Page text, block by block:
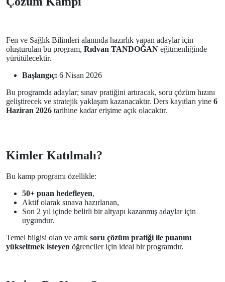
Fen ve Sağlık Bilimleri alanında hazırlık yapan adaylar için
oluşturulan bu program, Rıdvan TANDOĞAN eğitmenliğinde
yürütülecektir.
Başlangıç: 6 Nisan 2026
Bu programda adaylar; sınav pratiğini artıracak, soru çözüm hızını
geliştirecek ve stratejik yaklaşım kazanacaktır. Ders kayıtları yine 6
Haziran 2026 tarihine kadar erişime açık olacaktır.
Kimler Katılmalı?
Bu kamp programı özellikle:
50+ puan hedefleyen,
Aktif olarak sınava hazırlanan,
Son 2 yıl içinde belirli bir altyapı kazanmış adaylar için
uygundur.
Temel bilgisi olan ve artık soru çözüm pratiği ile puanını
yükseltmek isteyen öğrenciler için ideal bir programdır.